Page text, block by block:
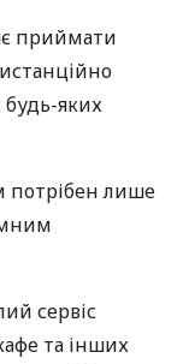
приймати
будь-яких
потрібен лише
сервіс
та інших